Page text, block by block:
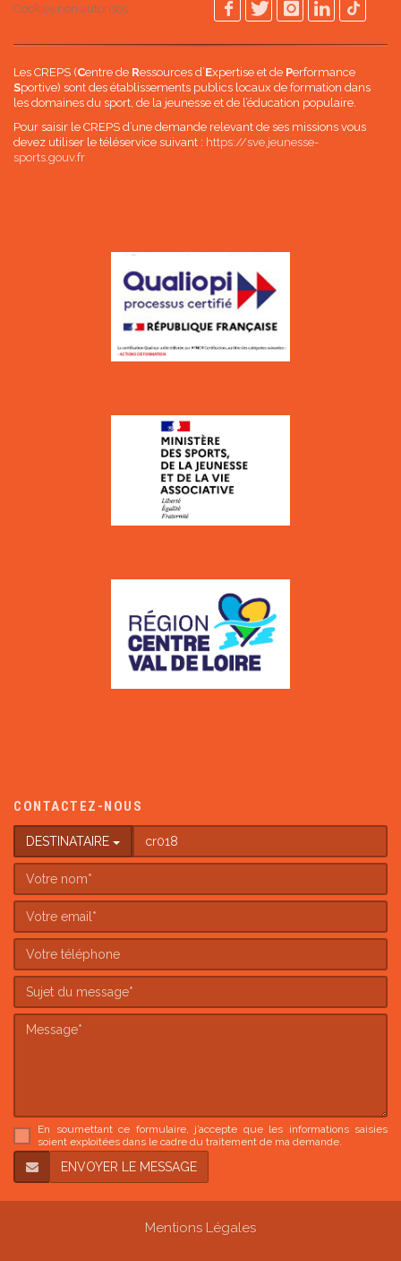
Cookies non autorisés
Les CREPS (Centre de Ressources d’Expertise et de Performance
Sportive) sont des établissements publics locaux de formation dans
les domaines du sport, de la jeunesse et de l’éducation populaire.
Pour saisir le CREPS d’une demande relevant de ses missions vous
devez utiliser le téléservice suivant : https://sve.jeunesse-
sports.gouv.fr
CONTACTEZ-NOUS
DESTINATAIRE
En soumettant ce formulaire, j’accepte que les informations saisies
soient exploitées dans le cadre du traitement de ma demande.
Mentions Légales